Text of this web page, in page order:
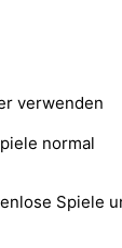
verwenden
normal
Spiele